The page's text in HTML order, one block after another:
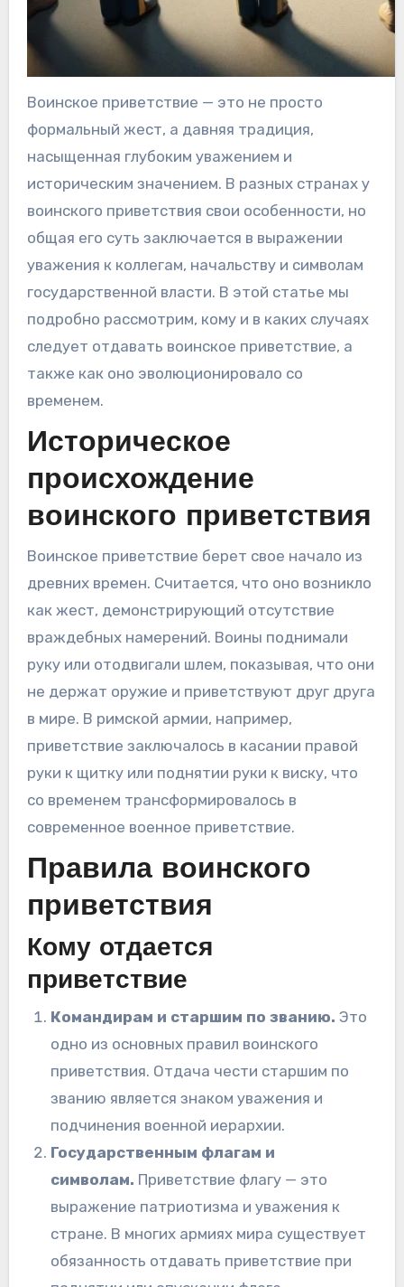
Воинское приветствие — это не просто
формальный жест, а давняя традиция,
насыщенная глубоким уважением и
историческим значением. В разных странах у
воинского приветствия свои особенности, но
общая его суть заключается в выражении
уважения к коллегам, начальству и символам
государственной власти. В этой статье мы
подробно рассмотрим, кому и в каких случаях
следует отдавать воинское приветствие, а
также как оно эволюционировало со
временем.
Историческое
происхождение
воинского приветствия
Воинское приветствие берет свое начало из
древних времен. Считается, что оно возникло
как жест, демонстрирующий отсутствие
враждебных намерений. Воины поднимали
руку или отодвигали шлем, показывая, что они
не держат оружие и приветствуют друг друга
в мире. В римской армии, например,
приветствие заключалось в касании правой
руки к щитку или поднятии руки к виску, что
со временем трансформировалось в
современное военное приветствие.
Правила воинского
приветствия
Кому отдается
приветствие
Командирам и старшим по званию. Это
одно из основных правил воинского
приветствия. Отдача чести старшим по
званию является знаком уважения и
подчинения военной иерархии.
Государственным флагам и
символам. Приветствие флагу — это
выражение патриотизма и уважения к
стране. В многих армиях мира существует
обязанность отдавать приветствие при